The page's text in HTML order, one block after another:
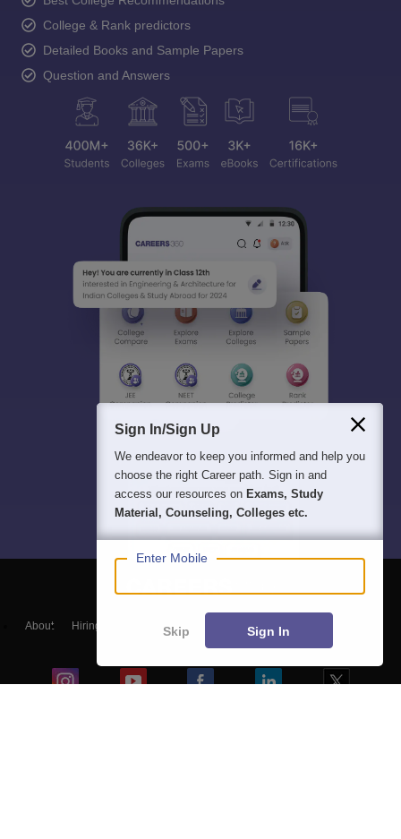
College & Rank predictors
Detailed Books and Sample Papers
Question and Answers
About Hiring Magazine हिंदी न्यूज़
Sign In/Sign Up
We endeavor to keep you informed and help you
choose the right Career path. Sign in and
access our resources on Exams, Study
Material, Counseling, Colleges etc.
Enter Mobile
Skip Sign In